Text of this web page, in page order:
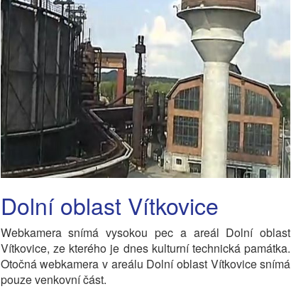
Dolní oblast Vítkovice
Webkamera snímá vysokou pec a areál Dolní oblast
Vítkovice, ze kterého je dnes kulturní technická památka.
Otočná webkamera v areálu Dolní oblast Vítkovice snímá
pouze venkovní část.